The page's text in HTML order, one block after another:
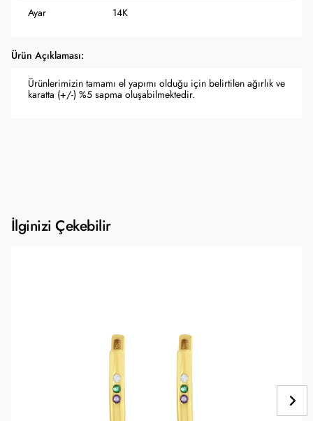
Ayar 14K
Ürün Açıklaması:
Ürünlerimizin tamamı el yapımı olduğu için belirtilen ağırlık ve
karatta (+/-) %5 sapma oluşabilmektedir.
İlginizi Çekebilir